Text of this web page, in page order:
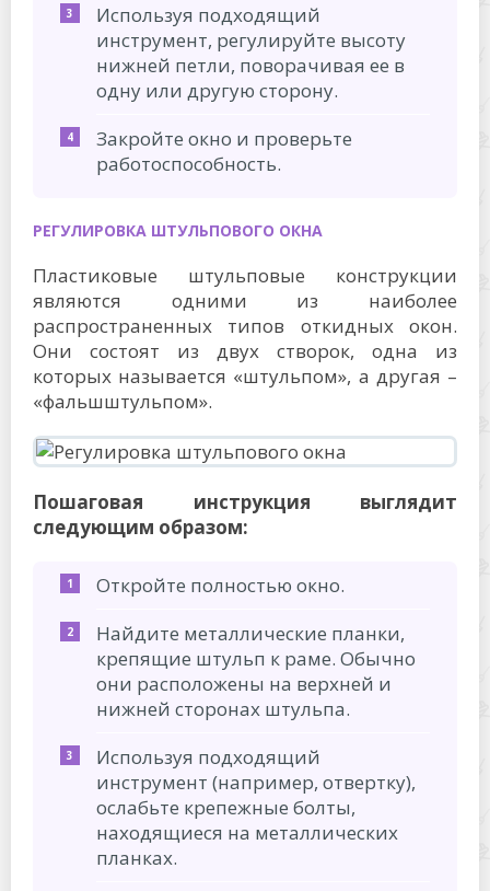
Используя подходящий
инструмент, регулируйте высоту
нижней петли, поворачивая ее в
одну или другую сторону.
Закройте окно и проверьте
работоспособность.
РЕГУЛИРОВКА ШТУЛЬПОВОГО ОКНА
Пластиковые штульповые конструкции
являются одними из наиболее
распространенных типов откидных окон.
Они состоят из двух створок, одна из
которых называется «штульпом», а другая –
«фальшштульпом».
Пошаговая инструкция выглядит
следующим образом:
Откройте полностью окно.
Найдите металлические планки,
крепящие штульп к раме. Обычно
они расположены на верхней и
нижней сторонах штульпа.
Используя подходящий
инструмент (например, отвертку),
ослабьте крепежные болты,
находящиеся на металлических
планках.